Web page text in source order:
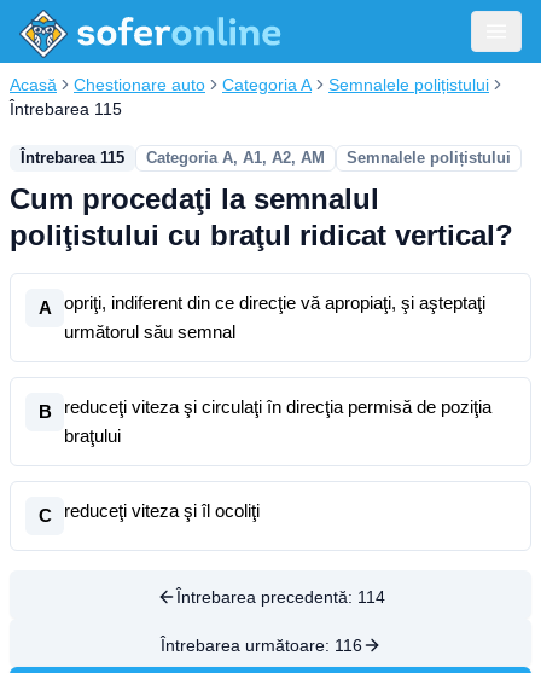
Acasă Chestionare auto Categoria A
Semnalele polițistului
Întrebarea 115
Întrebarea 115 Categoria A, A1, A2, AM Semnalele polițistului
Cum procedaţi la semnalul
poliţistului cu braţul ridicat vertical?
A
opriţi, indiferent din ce direcţie vă apropiaţi, şi aşteptaţi
următorul său semnal
B
reduceţi viteza şi circulaţi în direcţia permisă de poziţia
braţului
C reduceţi viteza şi îl ocoliţi
Întrebarea precedentă: 114
Întrebarea următoare: 116